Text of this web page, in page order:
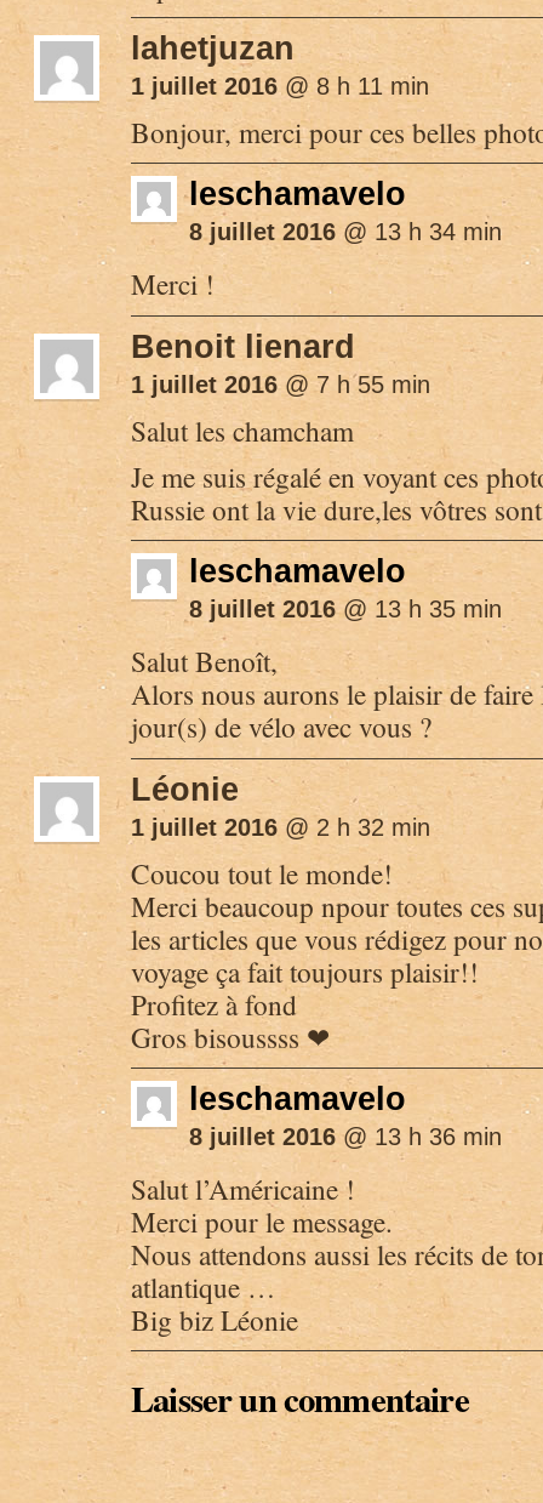
lahetjuzan
1 juillet 2016 @ 8 h 11 min
Bonjour, merci pour ces belles
leschamavelo
8 juillet 2016 @ 13 h 34 min
Merci !
Benoit lienard
1 juillet 2016 @ 7 h 55 min
Salut les chamcham
Je me suis régalé en voyant ces
Russie ont la vie dure,les vôtres
leschamavelo
8 juillet 2016@ 13 h 35 min
Salut Benoît,
Alors nous aurons le plaisir de
jour(s) de vélo avec vous ?
Léonie
1 juillet 2016 @ 2 h 32 min
Coucou tout le monde!
Merci beaucoup npour toutes ces
les articles que vous rédigez pour
voyage ça fait toujours plaisir!!
Profitez à fond
Gros bisoussss ❤
leschamavelo
8 juillet 2016 @ 13 h 36 min
Salut l’Américaine !
Merci pour le message.
Nous attendons aussi les récits de
atlantique …
Big biz Léonie
Laisser un commentaire